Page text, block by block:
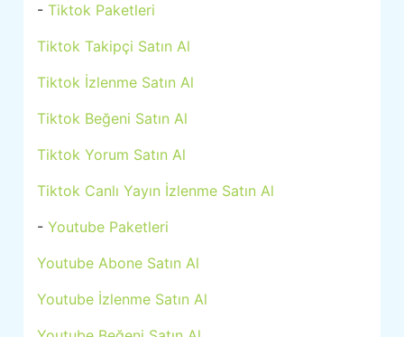
-Tiktok Paketleri
Tiktok Takipçi Satın Al
Tiktok İzlenme Satın Al
Tiktok Beğeni Satın Al
Tiktok Yorum Satın Al
Tiktok Canlı Yayın İzlenme Satın Al
-Youtube Paketleri
Youtube Abone Satın Al
Youtube İzlenme Satın Al